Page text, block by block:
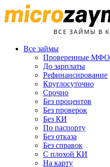
Все займы
Проверенные МФО
До зарплаты
Рефинансирование
Круглосуточно
Срочно
Без процентов
Без проверок
Без КИ
По паспорту
Без отказа
Без справок
С плохой КИ
На карту